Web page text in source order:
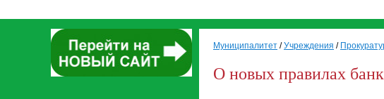
Муниципалитет /Учреждения /
О новых правилах